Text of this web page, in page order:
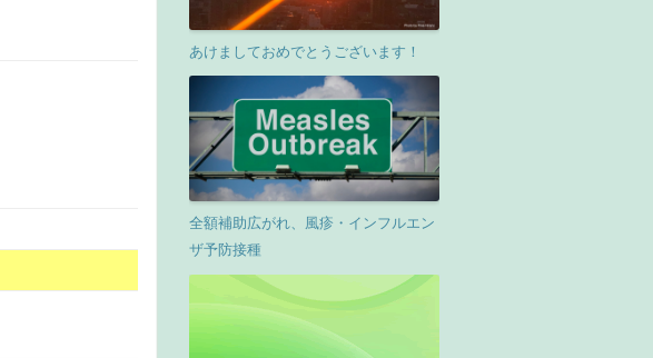
あけましておめでとうございます！
全額補助広がれ、風疹・インフルエン
ザ予防接種